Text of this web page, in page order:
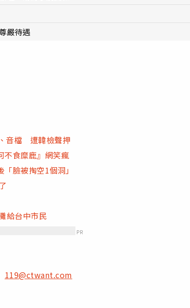
嚴待遇
音檔 遭韓檢聲押
食糜鹿』網笑瘋
臉被掏空1個洞」
給台中市民
PR
119@ctwant.com